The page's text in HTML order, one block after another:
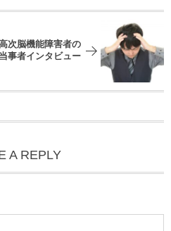
次脳機能障害者の
当事者インタビュー
A REPLY